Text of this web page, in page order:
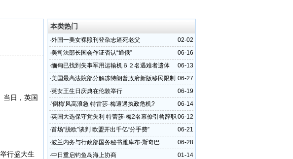
日，英国
行盛大生
本类热门
02-02
·外国一美女裸照刊登杂志逼死老父
06-16
·美司法部长国会作证否认“通俄”
06-13
·缅甸已找到失事军用运输机６２名遇难者遗体
06-27
·美国最高法院部分解冻特朗普政府新版移民限制
令
06-19
·英女王生日庆典在伦敦举行
06-14
·'倒梅'风高浪急 特雷莎·梅遭遇执政危机?
06-12
·英国大选保守党失利 特蕾莎·梅2名幕僚引咎辞职
06-21
·首场“脱欧”谈判 欧盟开出千亿“分手费”
06-28
·波兰内务与行政部国务秘书雅库布·斯奇巴
01-14
·中日重启钓鱼岛海上协商